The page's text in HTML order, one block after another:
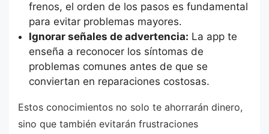
frenos, el orden de los pasos es fundamental
para evitar problemas mayores.
Ignorar señales de advertencia: La app te
enseña a reconocer los síntomas de
problemas comunes antes de que se
conviertan en reparaciones costosas.
Estos conocimientos no solo te ahorrarán dinero,
sino que también evitarán frustraciones